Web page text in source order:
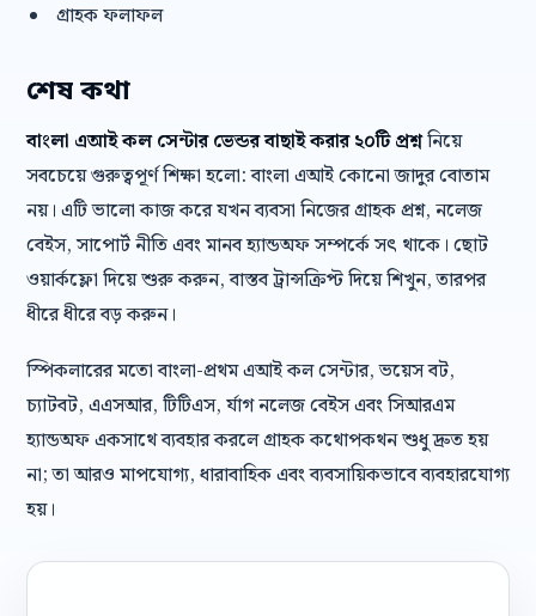
গ্রাহক ফলাফল
শেষ কথা
বাংলা এআই কল সেন্টার ভেন্ডর বাছাই করার ২০টি প্রশ্ননিয়ে
সবচেয়ে গুরুত্বপূর্ণ শিক্ষা হলো: বাংলা এআই কোনো জাদুর বোতাম
নয়। এটি ভালো কাজ করে যখন ব্যবসা নিজের গ্রাহক প্রশ্ন, নলেজ
বেইস, সাপোর্ট নীতি এবং মানব হ্যান্ডঅফ সম্পর্কে সৎ থাকে। ছোট
ওয়ার্কফ্লো দিয়ে শুরু করুন, বাস্তব ট্রান্সক্রিপ্ট দিয়ে শিখুন, তারপর
ধীরে ধীরে বড় করুন।
স্পিকলারের মতো বাংলা-প্রথম এআই কল সেন্টার, ভয়েস বট,
চ্যাটবট, এএসআর, টিটিএস, র্যাগ নলেজ বেইস এবং সিআরএম
হ্যান্ডঅফ একসাথে ব্যবহার করলে গ্রাহক কথোপকথন শুধু দ্রুত হয়
না; তা আরও মাপযোগ্য, ধারাবাহিক এবং ব্যবসায়িকভাবে ব্যবহারযোগ্য
হয়।